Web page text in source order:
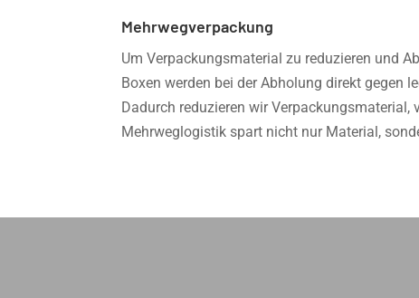
Mehrwegverpackung
Um Verpackungsmaterial zu reduzieren und
Boxen werden bei der Abholung direkt gegen
Dadurch reduzieren wir
Mehrweglogistik spart nicht nur Material,